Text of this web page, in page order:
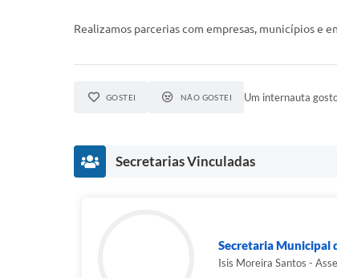
Realizamos parcerias com empresas, municípios e
GOSTEI NÃO GOSTEI Um internauta
Secretarias Vinculadas
Secretaria Municipal
Isis Moreira Santos -